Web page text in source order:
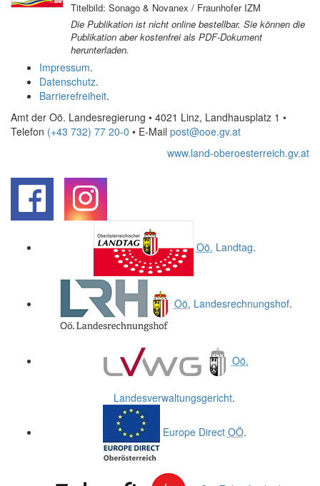
Titelbild: Sonago & Novanex / Fraunhofer IZM
Die Publikation ist nicht online bestellbar. Sie können die
Publikation aber kostenfrei als PDF-Dokument
herunterladen.
Impressum.
Datenschutz.
Barrierefreiheit.
Amt der Oö. Landesregierung • 4021 Linz, Landhausplatz 1 •
Telefon (+43 732) 77 20-0 • E-Mail post@ooe.gv.at
www.land-oberoesterreich.gv.at
Oö. Landtag.
Oö. Landesrechnungshof.
Oö.
Landesverwaltungsgericht.
Europe Direct OÖ.